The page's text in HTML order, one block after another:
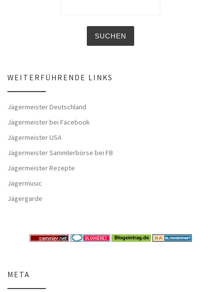
WEITERFÜHRENDE LINKS
Jägermeister Deutschland
Jägermeister bei Facebook
Jägermeister USA
Jägermeister Sammlerbörse bei FB
Jägermeister Rezepte
Jägermusic
Jägergarde
META